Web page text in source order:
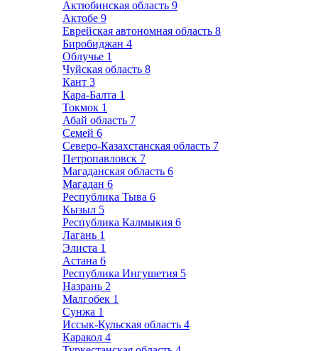
Актюбинская область 9
Актобе 9
Еврейская автономная область 8
Биробиджан 4
Облучье 1
Чуйская область 8
Кант 3
Кара-Балта 1
Токмок 1
Абай область 7
Семей 6
Северо-Казахстанская область 7
Петропавловск 7
Магаданская область 6
Магадан 6
Республика Тыва 6
Кызыл 5
Республика Калмыкия 6
Лагань 1
Элиста 1
Астана 6
Республика Ингушетия 5
Назрань 2
Малгобек 1
Сунжа 1
Иссык-Кульская область 4
Каракол 4